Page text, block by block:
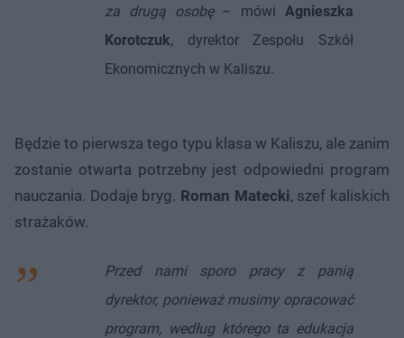
za drugą osobę– mówi Agnieszka
Korotczuk, dyrektor Zespołu Szkół
Ekonomicznych w Kaliszu.
Będzie to pierwsza tego typu klasa w Kaliszu, ale zanim
zostanie otwarta potrzebny jest odpowiedni program
nauczania. Dodaje bryg. Roman Matecki, szef kaliskich
strażaków.
Przed nami sporo pracy z panią
dyrektor, ponieważ musimy opracować
program, według którego ta edukacja